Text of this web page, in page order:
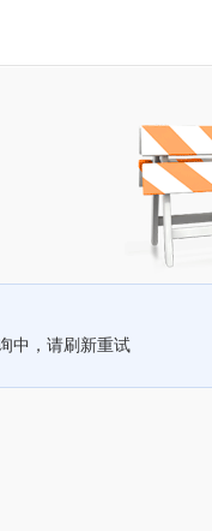
中，请刷新重试